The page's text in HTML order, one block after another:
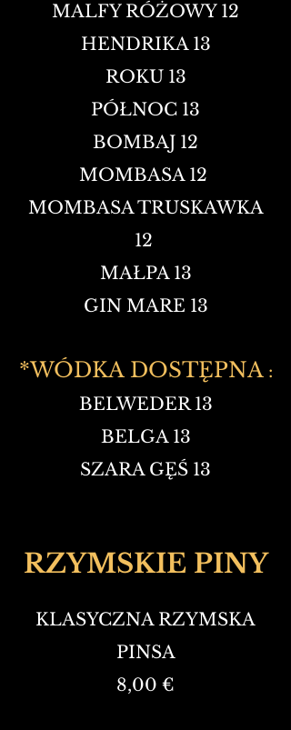
MALFY RÓŻOWY 12
HENDRIKA 13
ROKU 13
PÓŁNOC 13
BOMBAJ 12
MOMBASA 12
MOMBASA TRUSKAWKA
12
MAŁPA 13
GIN MARE 13
*WÓDKA DOSTĘPNA:
BELWEDER 13
BELGA 13
SZARA GĘŚ 13
RZYMSKIE PINY
KLASYCZNA RZYMSKA
PINSA
8,00 €